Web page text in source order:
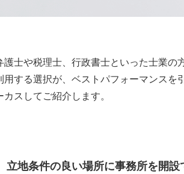
護士や税理士、行政書士といった士業の
用する選択が、ベストパフォーマンスを
カスしてご紹介します。
立地条件の良い場所に事務所を開設